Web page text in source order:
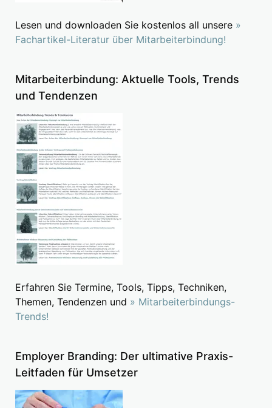
Lesen und downloaden Sie kostenlos all unsere »
Fachartikel-Literatur über Mitarbeiterbindung!
Mitarbeiterbindung: Aktuelle Tools, Trends
und Tendenzen
Erfahren Sie Termine, Tools, Tipps, Techniken,
Themen, Tendenzen und » Mitarbeiterbindungs-
Trends!
Employer Branding: Der ultimative Praxis-
Leitfaden für Umsetzer